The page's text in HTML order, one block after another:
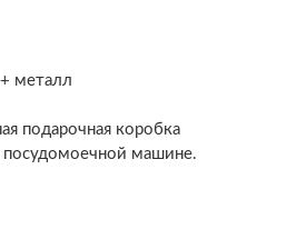
металл
подарочная коробка
машине.